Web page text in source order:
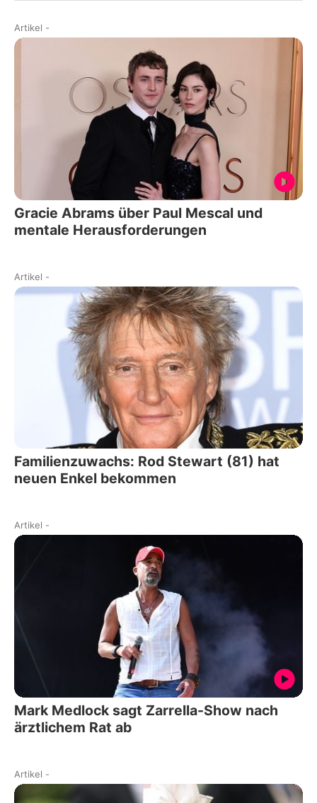
Artikel -
Gracie Abrams über Paul Mescal und
mentale Herausforderungen
Artikel -
Familienzuwachs: Rod Stewart (81) hat
neuen Enkel bekommen
Artikel -
Mark Medlock sagt Zarrella-Show nach
ärztlichem Rat ab
Artikel -